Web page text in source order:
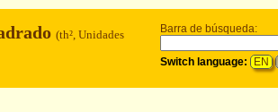
Barra de búsqueda:
Switch language: EN
(th², Unidades